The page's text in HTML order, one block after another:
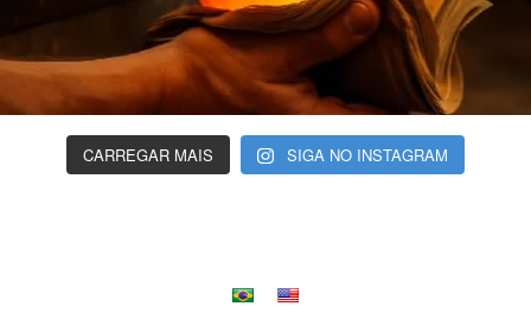
CARREGAR MAIS SIGA NO INSTAGRAM